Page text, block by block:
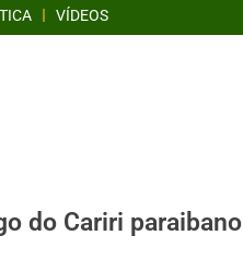
VÍDEOS
do Cariri paraibano